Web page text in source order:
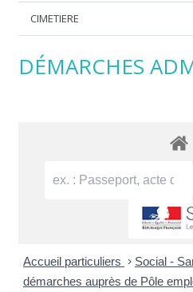
CIMETIERE
DÉMARCHES
Accueil particuliers > Social -
démarches auprès de Pôle